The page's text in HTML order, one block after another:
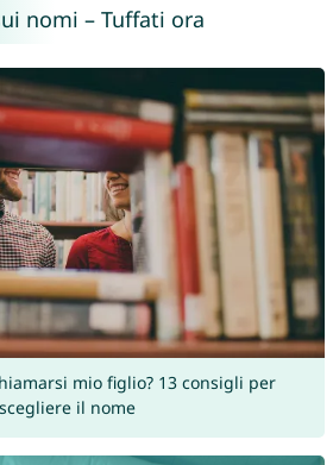
nomi – Tuffati ora
mio figlio? 13 consigli per
scegliere il nome